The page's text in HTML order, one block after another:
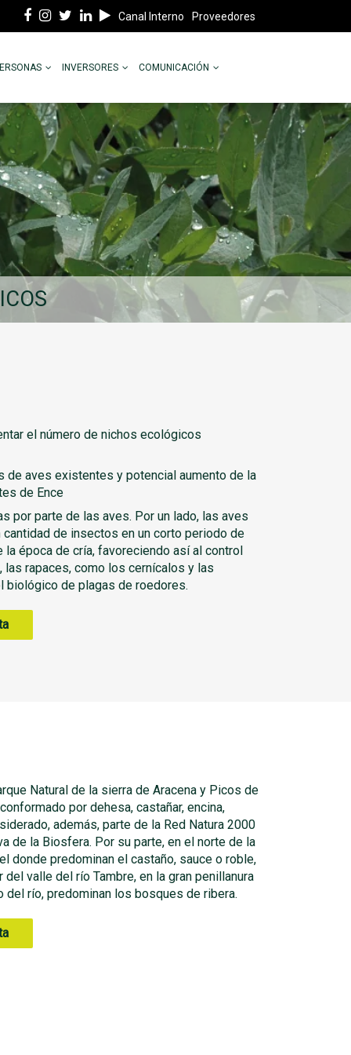
Canal Interno Proveedores
INVERSORES COMUNICACIÓN
el número de nichos ecológicos
de aves existentes y potencial aumento de la
de Ence
por parte de las aves. Por un lado, las aves
de insectos en un corto periodo de
la época de cría, favoreciendo así al control
las rapaces, como los cernícalos y las
biológico de plagas de roedores.
Natural de la sierra de Aracena y Picos de
por dehesa, castañar, encina,
además, parte de la Red Natura 2000
de la Biosfera. Por su parte, en el norte de la
donde predominan el castaño, sauce o roble,
valle del río Tambre, en la gran penillanura
del río, predominan los bosques de ribera.